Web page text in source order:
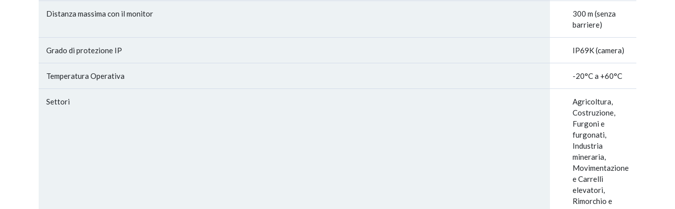
Distanza massima con il monitor
300 m (senza
barriere)
Grado di protezione IP IP69K (camera)
Temperatura Operativa -20°C a +60°C
Settori
Agricoltura,
Costruzione,
Furgoni e
furgonati,
Industria
mineraria,
Movimentazione
e Carrelli
elevatori,
Rimorchio e